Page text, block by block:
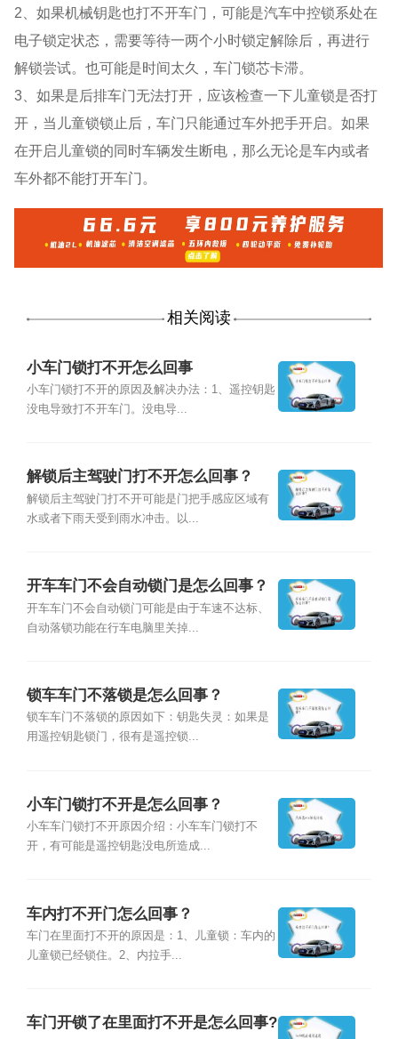
2、如果机械钥匙也打不开车门，可能是汽车中控锁系处在
电子锁定状态，需要等待一两个小时锁定解除后，再进行
解锁尝试。也可能是时间太久，车门锁芯卡滞。
3、如果是后排车门无法打开，应该检查一下儿童锁是否打
开，当儿童锁锁止后，车门只能通过车外把手开启。如果
在开启儿童锁的同时车辆发生断电，那么无论是车内或者
车外都不能打开车门。
相关阅读
小车门锁打不开怎么回事
小车门锁打不开的原因及解决办法：1、遥控钥匙
没电导致打不开车门。没电导...
解锁后主驾驶门打不开怎么回事？
解锁后主驾驶门打不开可能是门把手感应区域有
水或者下雨天受到雨水冲击。以...
开车车门不会自动锁门是怎么回事？
开车车门不会自动锁门可能是由于车速不达标、
自动落锁功能在行车电脑里关掉...
锁车车门不落锁是怎么回事？
锁车车门不落锁的原因如下：钥匙失灵：如果是
用遥控钥匙锁门，很有是遥控锁...
小车门锁打不开是怎么回事？
小车车门锁打不开原因介绍：小车车门锁打不
开，有可能是遥控钥匙没电所造成...
车内打不开门怎么回事？
车门在里面打不开的原因是：1、儿童锁：车内的
儿童锁已经锁住。2、内拉手...
车门开锁了在里面打不开是怎么回事?